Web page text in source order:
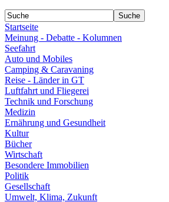
Startseite
Meinung - Debatte - Kolumnen
Seefahrt
Auto und Mobiles
Camping & Caravaning
Reise - Länder in GT
Luftfahrt und Fliegerei
Technik und Forschung
Medizin
Ernährung und Gesundheit
Kultur
Bücher
Wirtschaft
Besondere Immobilien
Politik
Gesellschaft
Umwelt, Klima, Zukunft